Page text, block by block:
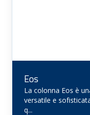
Eos
La colonna Eos è
versatile e
q...